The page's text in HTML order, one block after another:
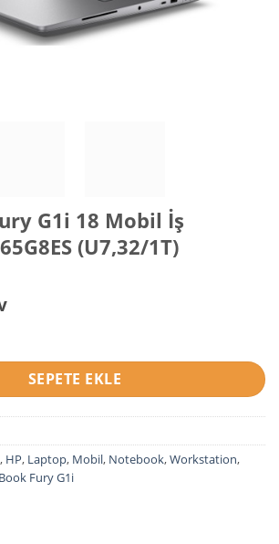
G1i 18 Mobil İş
(U7,32/1T)
18 Mobil İş İstasyonu C65G8ES (U7,32/1T)
SEPETE EKLE
, HP, Laptop, Mobil, Notebook,Workstation,
Fury G1i